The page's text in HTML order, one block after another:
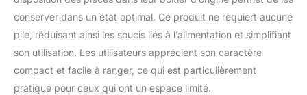
conserver dans un état optimal. Ce produit ne requiert aucune
pile, réduisant ainsi les soucis liés à l’alimentation et simplifiant
son utilisation. Les utilisateurs apprécient son caractère
compact et facile à ranger, ce qui est particulièrement
pratique pour ceux qui ont un espace limité.